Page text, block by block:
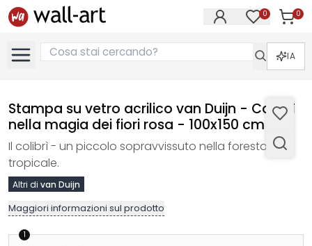
0 0
IA
Stampa su vetro acrilico van Duijn - Colibrì
nella magia dei fiori rosa - 100x150 cm
Il colibrì - un piccolo sopravvissuto nella foresta
tropicale.
Altri di van Duijn
Maggiori informazioni sul prodotto
1